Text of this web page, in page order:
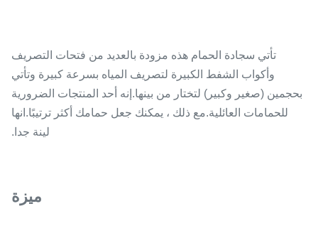
تأتي سجادة الحمام هذه مزودة بالعديد من فتحات التصريف
وأكواب الشفط الكبيرة لتصريف المياه بسرعة كبيرة وتأتي
بحجمين (صغير وكبير) لتختار من بينها.إنه أحد المنتجات الضرورية
للحمامات العائلية.مع ذلك ، يمكنك جعل حمامك أكثر ترتيبًا.انها
لينة جدا.
ميزة